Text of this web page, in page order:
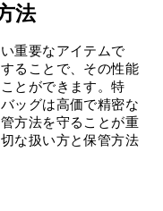
法
重要なアイテムで
ることで、その性能
とができます。特
ッグは高価で精密な
方法を守ることが重
な扱い方と保管方法